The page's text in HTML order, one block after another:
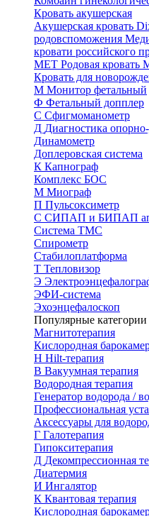
Кровать акушерская
Акушерская кровать
родовспоможения
кровати российского
МЕТ Родовая кровать
Кровать для
М Монитор фетальный
Ф Фетальный допплер
C Cфигмоманометр
Д Диагностика
Динамометр
Доплеровская система
К Капнограф
Комплекс БОС
М Миограф
П Пульсоксиметр
С СИПАП и БИПАП
Система ТМС
Спирометр
Стабилоплатформа
Т Тепловизор
Э
ЭФИ-система
Эхоэнцефалоскоп
Популярные категории
Магнитотерапия
Кислородная
H Hilt-терапия
В Вакуумная терапия
Водородная терапия
Генератор водорода /
Профессиональная
Аксессуары для
Г Галотерапия
Гипокситерапия
Д Декомпрессионная
Диатермия
И Ингалятор
К Квантовая терапия
Кислородная